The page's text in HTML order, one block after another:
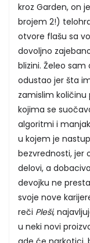
kroz Garden, on
brojem 2!)
otvore flašu sa
dovoljno
blizini. Želeo
odustao jer šta
zamislim količinu
kojima se
algoritmi i
u kojem je
bezvrednosti, jer
delovi, a
devojku ne
svoje nove
reči Pleši,
u neki novi